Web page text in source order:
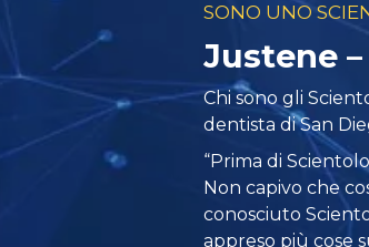
SONO UNO
Justene –
Chi sono gli
dentista di San
“Prima di
Non capivo che
conosciuto
appreso più cose